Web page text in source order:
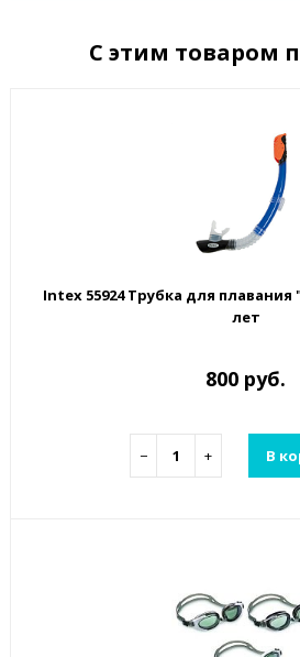
С этим товаром
Intex 55924 Трубка для плавания
лет
800 руб.
− + В